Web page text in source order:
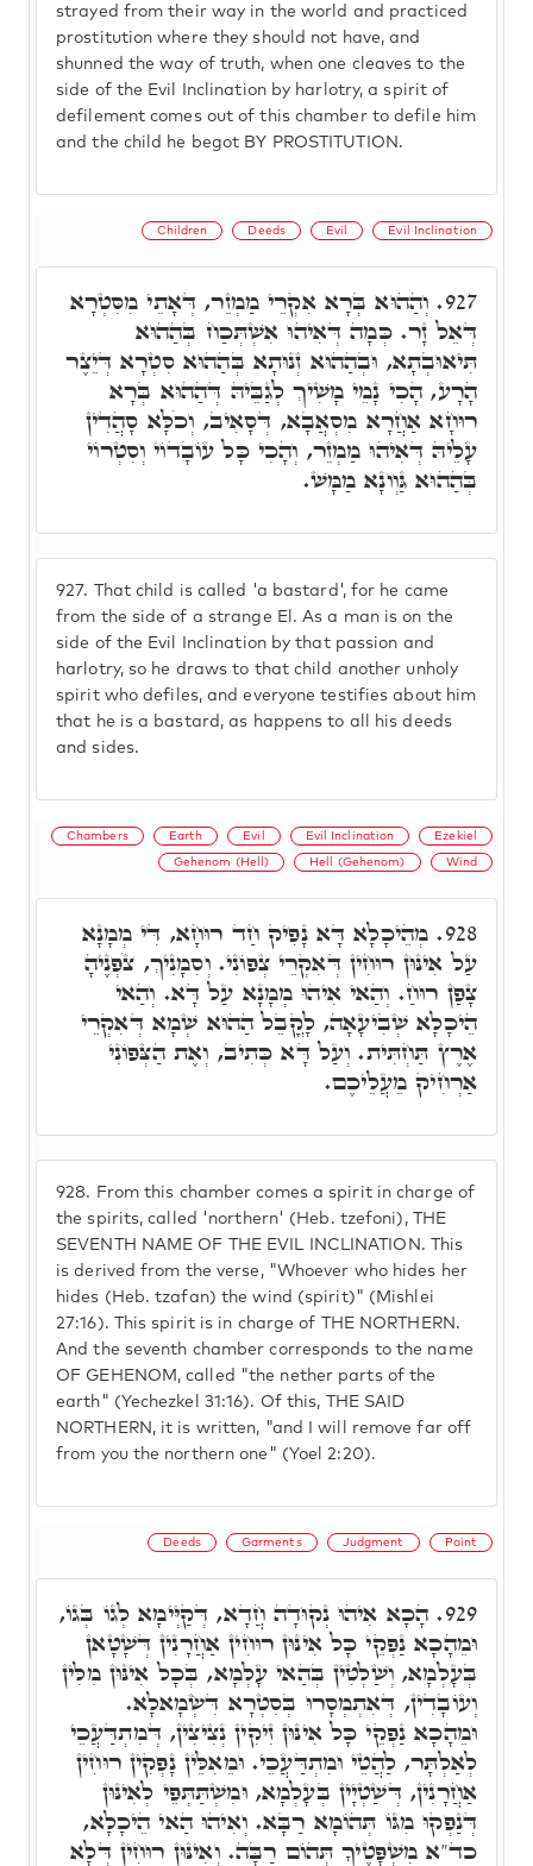
strayed from their way in the world and practiced
prostitution where they should not have, and
shunned the way of truth, when one cleaves to the
side of the Evil Inclination by harlotry, a spirit of
defilement comes out of this chamber to defile him
and the child he begot BY PROSTITUTION.
Children Deeds Evil Evil Inclination
927.
That child is called 'a bastard', for he came
from the side of a strange El. As a man is on the
side of the Evil Inclination by that passion and
harlotry, so he draws to that child another unholy
spirit who defiles, and everyone testifies about him
that he is a bastard, as happens to all his deeds
and sides.
927. וְהַהוּא בְּרָא אִקְרֵי מַמְזֵר, דְּאָתֵי מִסִּטְרָא
דְּאֵל זָר. כְּמָה דְּאִיהוּ אִשְׁתְּכַח בְּהַהוּא
תִּיאוּבְתָא, וּבְהַהוּא זְנוּתָא בְּהַהוּא סִטְרָא דְּיֵצֶר
הָרָע, הָכִי נָמֵי מָשִׁיךְ לְגַבֵּיהּ דְּהַהוּא בְּרָא
רוּחָא אַחֲרָא מִסְאֲבָא, דְּסָאִיב, וְכֹלָּא סָהֲדִין
עָלֵיהּ דְּאִיהוּ מַמְזֵר, וְהָכִי כָּל עוֹבָדוֹי וְסִטְרוֹי
בְּהַהוּא גַּוְונָא מַמָּשׁ.
Chambers Earth Evil Evil Inclination Ezekiel
Gehenom (Hell) Hell (Gehenom) Wind
928. From this chamber comes a spirit in charge of
the spirits, called 'northern' (Heb. tzefoni), THE
SEVENTH NAME OF THE EVIL INCLINATION. This
is derived from the verse, "Whoever who hides her
hides (Heb. tzafan) the wind (spirit)" (Mishlei
27:16). This spirit is in charge of THE NORTHERN.
And the seventh chamber corresponds to the name
OF GEHENOM, called "the nether parts of the
earth" (Yechezkel 31:16). Of this, THE SAID
NORTHERN, it is written, "and I will remove far off
from you the northern one" (Yoel 2:20).
928. מְהֵיכָלָא דָּא נָפִיק חַד רוּחָא, דִּי מְמָנָא
עַל אִינּוּן רוּחִין דְּאִקְרֵי צְפוֹנִי. וְסִמָנִיךְ, צֹפְנֶיהָ
צָפַן רוּחַ. וְהַאי אִיהוּ מְמָנָא עַל דָּא. וְהַאי
הֵיכָלָא שְׁבִיעָאָה, לָקֳבֵל הַהוּא שְׁמָא דְּאִקְרֵי
אֶרֶץ תַּחְתִּית. וְעַל דָּא כְּתִיב, וְאֶת הַצְּפוֹנִי
אַרְחִיק מֵעֲלֵיכֶם.
Deeds Garments Judgment Point
929. הָכָא אִיהוּ נְקוּדָה חֲדָא, דְּקַיְּימָא לְגוֹ בְּגוֹ,
וּמֵהָכָא נַפְקֵי כָּל אִינּוּן רוּחִין אַחֲרָנִין דְּשָׁטָאן
בְּעָלְמָא, וְשַׁלְטִין בְּהַאי עָלְמָא, בְּכָל אִינּוּן מִלִּין
וְעוֹבָדִין, דְּאִתְמְסָרוּ בְּסִטְרָא דִּשְׂמָאלָא.
וּמֵהָכָא נַפְקֵי כָּל אִינּוּן זִיקִין נְצִיצִין, דְּמִתְדַּעֲכֵי
לְאַלְתָּר, לַהֲטֵי וּמִתְדַּעֲכֵי. וּמֵאִלֵּין נָפְקִין רוּחִין
אַחֲרָנִין, דְּשַׁטְיָין בְּעָלְמָא, וּמִשְׁתַּתְּפֵי לְאִינּוּן
דְּנַפְקוּ מִגּוֹ תְּהוֹמָא רַבָּא. וְאִיהוּ הַאי הֵיכָלָא,
כד"א מִשְׁפָּטֶיךָ תְּהוֹם רַבָּה. וְאִינּוּן רוּחִין דְּלָא